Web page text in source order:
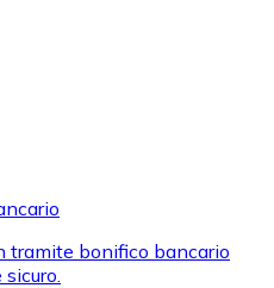
contanti e altri mezzi di
per acquistare
tramite bonifico bancario